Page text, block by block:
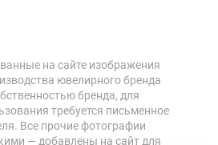
на сайте изображения
ювелирного бренда
бренда, для
требуется письменное
Все прочие фотографии
— добавлены на сайт для